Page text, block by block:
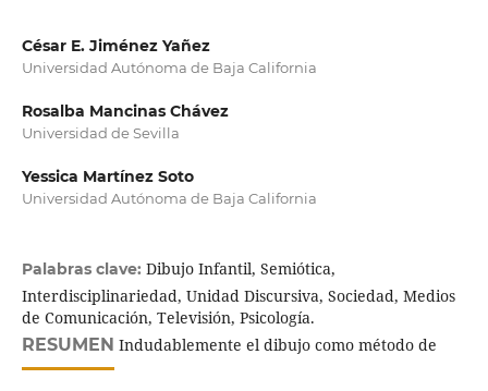
César E. Jiménez Yañez
Universidad Autónoma de Baja California
Rosalba Mancinas Chávez
Universidad de Sevilla
Yessica Martínez Soto
Universidad Autónoma de Baja California
Palabras clave: Dibujo Infantil, Semiótica,
Interdisciplinariedad, Unidad Discursiva, Sociedad, Medios
de Comunicación, Televisión, Psicología.
RESUMEN Indudablemente el dibujo como método de